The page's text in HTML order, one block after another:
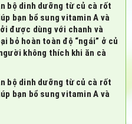
bộ dinh dưỡng từ củ cà rốt
bạn bổ sung vitamin A và
được dùng với chanh và
bỏ hoàn toàn độ “ngái” ở củ
không thích khi ăn cà
bộ dinh dưỡng từ củ cà rốt
bạn bổ sung vitamin A và